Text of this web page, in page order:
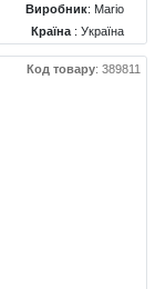
Виробник: Mario
Країна : Україна
Колір: Білий
Розміри: 430x85x570
Код товару: 389811